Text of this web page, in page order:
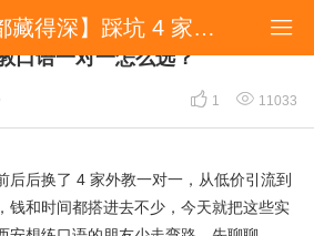

【靠谱的都藏得深】踩坑 4 家才敢说真话！2026 年西安外教口语一对一怎么选？
踩坑 4 家才敢说真话！2026 年
口语一对一怎么选？
 1  11033
后后换了 4 家外教一对一，从低价引流到
钱和时间都搭进去不少，今天就把这些实